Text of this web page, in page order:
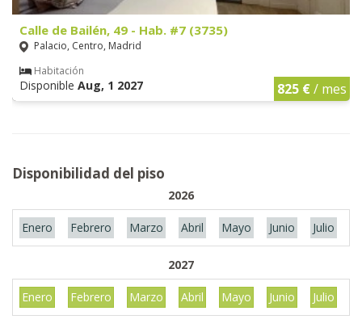
Calle de Bailén, 49 - Hab. #7 (3735)
Palacio, Centro, Madrid
Habitación
Disponible Aug, 1 2027 825 €/ mes
Disponibilidad del piso
2026
Enero Febrero Marzo Abril Mayo Junio Julio
2027
Enero Febrero Marzo Abril Mayo Junio Julio